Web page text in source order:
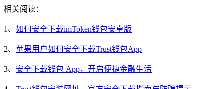
相关阅读：
1、 如何安全下载imToken钱包安卓版
2、 苹果用户如何安全下载Trust钱包App
3、 安全下载钱包 App，开启便捷金融生活